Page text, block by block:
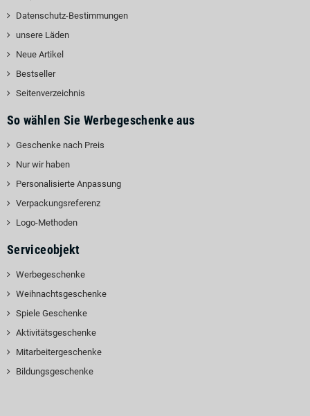
Datenschutz-Bestimmungen
unsere Läden
Neue Artikel
Bestseller
Seitenverzeichnis
So wählen Sie Werbegeschenke aus
Geschenke nach Preis
Nur wir haben
Personalisierte Anpassung
Verpackungsreferenz
Logo-Methoden
Serviceobjekt
Werbegeschenke
Weihnachtsgeschenke
Spiele Geschenke
Aktivitätsgeschenke
Mitarbeitergeschenke
Bildungsgeschenke